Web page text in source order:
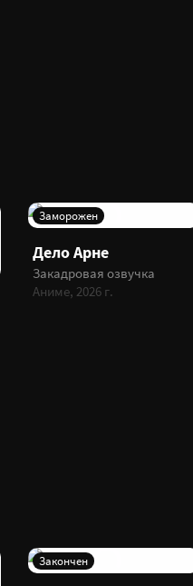
Заморожен
Дело Арне
Закадровая озвучка
Аниме, 2026 г.
Закончен